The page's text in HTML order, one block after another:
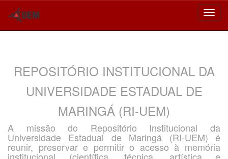
REPOSITÓRIO INSTITUCIONAL DA
UNIVERSIDADE ESTADUAL DE
MARINGÁ (RI-UEM)
A missão do Repositório Institucional da
Universidade Estadual de Maringá (RI-UEM) é
reunir, preservar e permitir o acesso à memória